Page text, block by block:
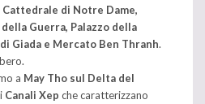
Cattedrale di Notre Dame,
Guerra, Palazzo della
Giada e Mercato Ben Thranh.
a May Tho sul Delta del
Canali Xep che caratterizzano